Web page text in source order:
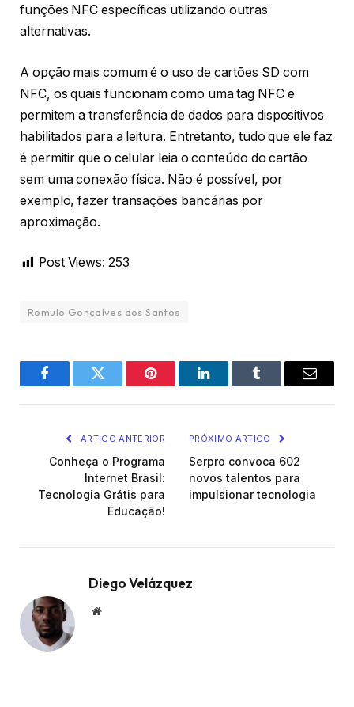
funções NFC específicas utilizando outras
alternativas.
A opção mais comum é o uso de cartões SD com
NFC, os quais funcionam como uma tag NFC e
permitem a transferência de dados para dispositivos
habilitados para a leitura. Entretanto, tudo que ele faz
é permitir que o celular leia o conteúdo do cartão
sem uma conexão física. Não é possível, por
exemplo, fazer transações bancárias por
aproximação.
Post Views: 253
Romulo Gonçalves dos Santos
FacebookTwitter Pinterest LinkedInTumblr Email
ARTIGO ANTERIOR
Conheça o Programa
Internet Brasil:
Tecnologia Grátis para
Educação!
PRÓXIMO ARTIGO
Serpro convoca 602
novos talentos para
impulsionar tecnologia
Diego Velázquez
Website